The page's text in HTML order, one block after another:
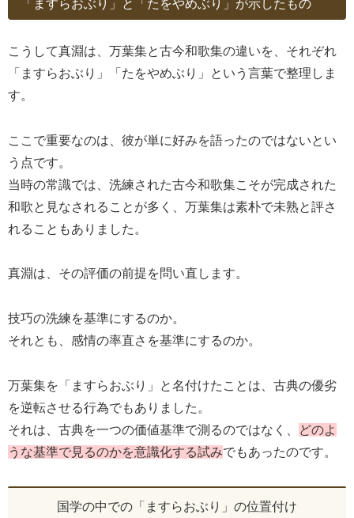
「ますらおぶり」と「たをやめぶり」が示したもの
こうして真淵は、万葉集と古今和歌集の違いを、それぞれ
「ますらおぶり」「たをやめぶり」という言葉で整理しま
す。
ここで重要なのは、彼が単に好みを語ったのではないとい
う点です。
当時の常識では、洗練された古今和歌集こそが完成された
和歌と見なされることが多く、万葉集は素朴で未熟と評さ
れることもありました。
真淵は、その評価の前提を問い直します。
技巧の洗練を基準にするのか。
それとも、感情の率直さを基準にするのか。
万葉集を「ますらおぶり」と名付けたことは、古典の優劣
を逆転させる行為でもありました。
それは、古典を一つの価値基準で測るのではなく、
どのよ
うな基準で見るのかを意識化する試みでもあったのです。
国学の中での「ますらおぶり」の位置付け